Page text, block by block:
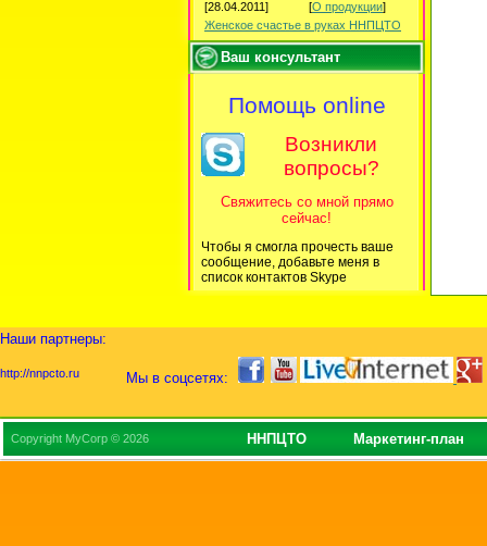
[28.04.2011]
[О продукции]
Женское счастье в руках ННПЦТО
Ваш консультант
Помощь online
Возникли
вопросы?
Свяжитесь со мной прямо
сейчас!
Чтобы я смогла прочесть ваше
сообщение, добавьте меня в
список контактов Skype
Наши партнеры:
Мы в соцсетях:
http://nnpcto.ru
Copyright MyCorp © 2026 ННПЦТО Маркетинг-план